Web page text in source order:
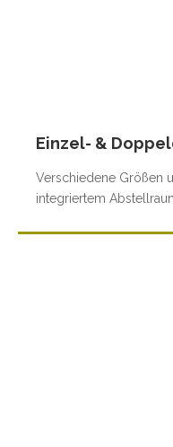
Einzel- &
Verschiedene Größen
integriertem